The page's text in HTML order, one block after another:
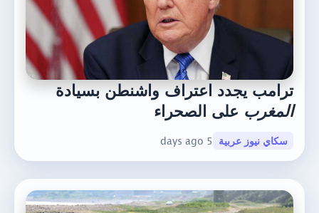
ترامب يجدد اعتراف واشنطن بسيادة
المغرب على الصحراء
سكاي نيوز عربية 5 days ago